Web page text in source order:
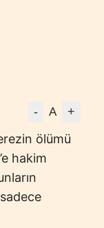
- A +
ölümü
hakim